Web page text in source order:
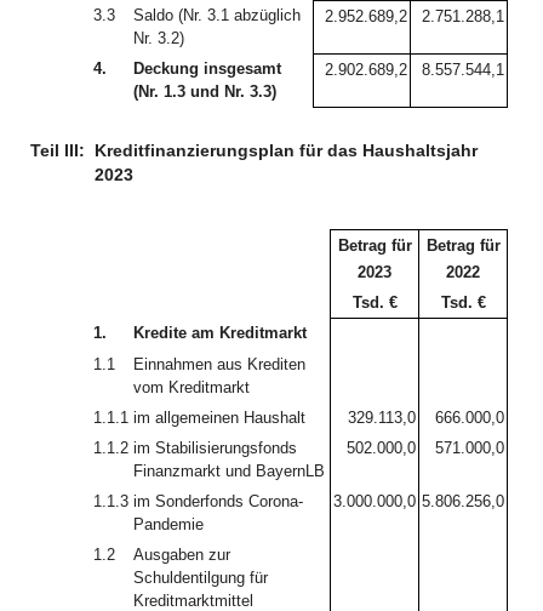
3.3
Saldo (Nr. 3.1 abzüglich
Nr. 3.2)
2.952.689,2 2.751.288,1
4.
Deckung insgesamt
(Nr. 1.3 und Nr. 3.3)
2.902.689,2 8.557.544,1
Teil III:
Kreditfinanzierungsplan für das Haushaltsjahr
2023
Betrag für
2023
Betrag für
2022
Tsd. €
Tsd. €
1.
Kredite am Kreditmarkt
1.1
Einnahmen aus Krediten
vom Kreditmarkt
1.1.1 im allgemeinen Haushalt 329.113,0
666.000,0
1.1.2 im Stabilisierungsfonds
Finanzmarkt und BayernLB
502.000,0 571.000,0
1.1.3 im Sonderfonds Corona-
Pandemie
3.000.000,0 5.806.256,0
1.2
Ausgaben zur
Schuldentilgung für
Kreditmarktmittel